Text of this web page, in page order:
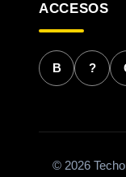
ACCESOS
B ?
© 2026